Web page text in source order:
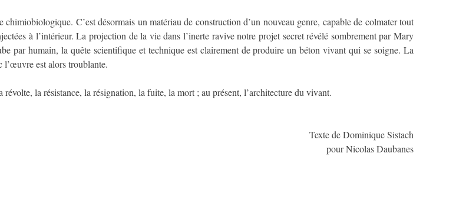
C’est désormais un matériau de construction d’un nouveau genre, capable de colmater tout
à l’intérieur. La projection de la vie dans l’inerte ravive notre projet secret révélé sombrement par Mary
par humain, la quête scientifique et technique est clairement de produire un béton vivant qui se soigne. La
l’œuvre est alors troublante.
la résistance, la résignation, la fuite, la mort ; au présent, l’architecture du vivant.
Texte de Dominique Sistach
pour Nicolas Daubanes